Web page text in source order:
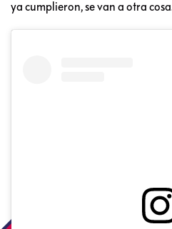
ya cumplieron, se van a otra